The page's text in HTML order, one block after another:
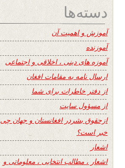
دسته‌ها
آموزش و اهمیت آن
آموزنده
آموزه های دینی ، اخلاقی و اجتماعی
ارسال نامه به مقامات افغان
از دفتر خاطرات برای شما
از مسؤول سایت
ازحقوق بشردر افغانستان و جهان چی
خبر است؟
اشعار
اشعار ، مطالب انتخابی ، معلوماتی و